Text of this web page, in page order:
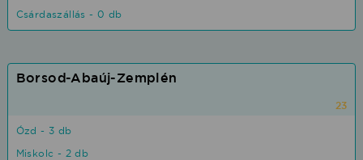
Csárdaszállás - 0 db
Borsod-Abaúj-Zemplén
23
Ózd - 3 db
Miskolc - 2 db